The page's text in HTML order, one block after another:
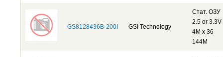
GS8128436B-200I GSI Technology
Стат. ОЗУ
2.5 or 3.3V
4M x 36
144M